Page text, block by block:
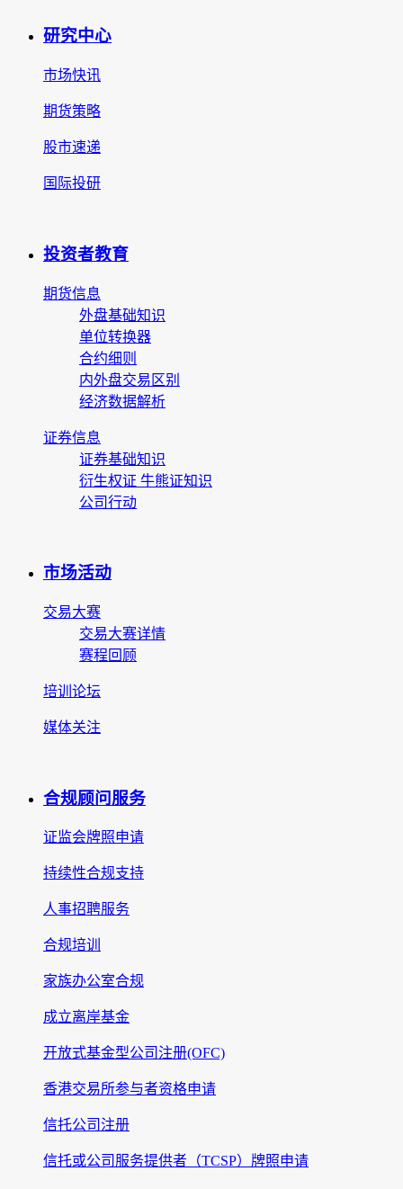
研究中心
市场快讯
期货策略
股市速递
国际投研
投资者教育
期货信息
外盘基础知识
单位转换器
合约细则
内外盘交易区别
经济数据解析
证券信息
证券基础知识
衍生权证 牛熊证知识
公司行动
市场活动
交易大赛
交易大赛详情
赛程回顾
培训论坛
媒体关注
合规顾问服务
证监会牌照申请
持续性合规支持
人事招聘服务
合规培训
家族办公室合规
成立离岸基金
开放式基金型公司注册(OFC)
香港交易所参与者资格申请
信托公司注册
信托或公司服务提供者（TCSP）牌照申请